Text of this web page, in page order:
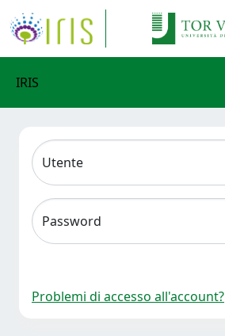
IRIS
Utente
Password
Problemi di accesso all'account?